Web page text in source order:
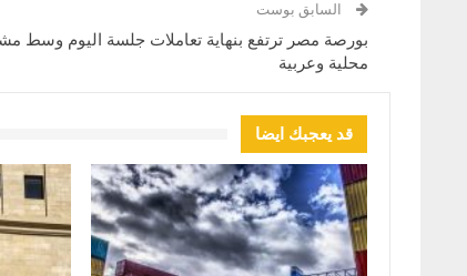
السابق بوست
بورصة مصر ترتفع بنهاية تعاملات جلسة اليوم وسط
محلية وعربية
قد يعجبك ايضا